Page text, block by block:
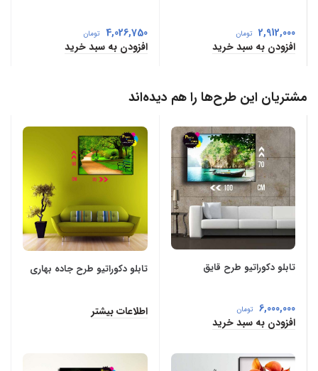
2,912,000 تومان
افزودن به سبد خرید
4,026,750 تومان
افزودن به سبد خرید
مشتریان این طرح‌ها را هم دیده‌اند
تابلو دکوراتیو طرح قایق
6,000,000 تومان
افزودن به سبد خرید
تابلو دکوراتیو طرح جاده بهاری
اطلاعات بیشتر